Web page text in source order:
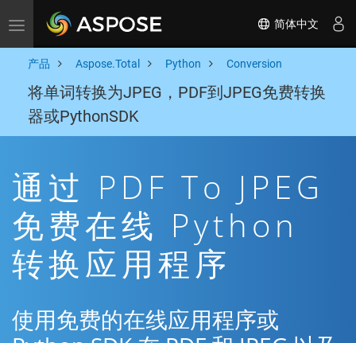
Toggle navigation 简体中文
产品 Aspose.Total Python Conversion
将单词转换为JPEG，PDF到JPEG免费转换
器或PythonSDK
通过 PDF To JPEG
免费在线 Python
转换应用程序
使用免费的在线应用程序或